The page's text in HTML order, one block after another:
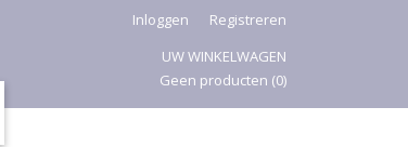
Inloggen
Registreren
UW WINKELWAGEN
Geen producten (0)